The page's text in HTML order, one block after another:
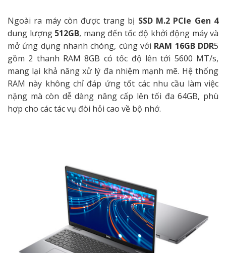
Ngoài ra máy còn được trang bị SSD M.2 PCIe Gen 4
dung lượng 512GB, mang đến tốc độ khởi động máy và
mở ứng dụng nhanh chóng, cùng với RAM 16GB DDR5
gồm 2 thanh RAM 8GB có tốc độ lên tới 5600 MT/s,
mang lại khả năng xử lý đa nhiệm mạnh mẽ. Hệ thống
RAM này không chỉ đáp ứng tốt các nhu cầu làm việc
nặng mà còn dễ dàng nâng cấp lên tối đa 64GB, phù
hợp cho các tác vụ đòi hỏi cao về bộ nhớ.